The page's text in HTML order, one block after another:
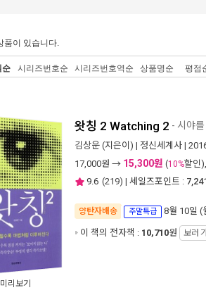
품이 있습니다.
순 시리즈번호순 시리즈번호역순 상품명순 평점
미리보기
왓칭 2 Watching 2 - 시야
김상운 (지은이) | 정신세계사 |
17,000원 → 15,300원 (10%할인
9.6 (219) | 세일즈포인트 :
양탄자배송 주말특급 8월 10일 (
이 책의 전자책 : 10,710원 보러